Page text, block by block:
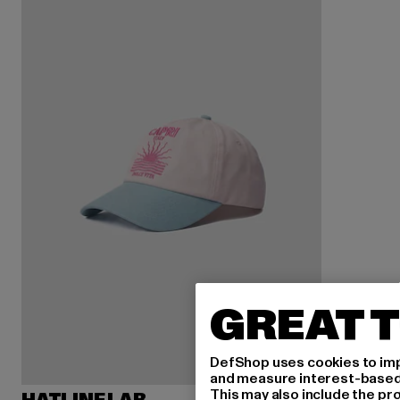
GREAT
DefShop uses cookies to
and measure interest-
This may also include the